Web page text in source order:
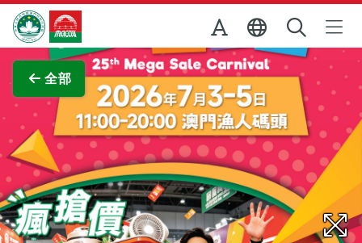
跳至主内容
澳门特别行政区政府旅游局
全部
查看原图